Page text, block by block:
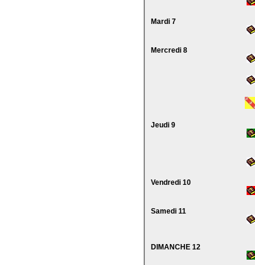
Mardi 7
Mercredi 8
Jeudi 9
Vendredi 10
Samedi 11
DIMANCHE 12